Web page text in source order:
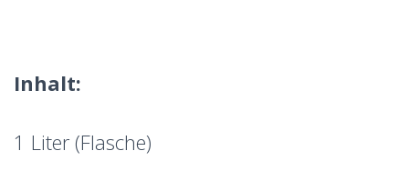
Inhalt:
1 Liter (Flasche)